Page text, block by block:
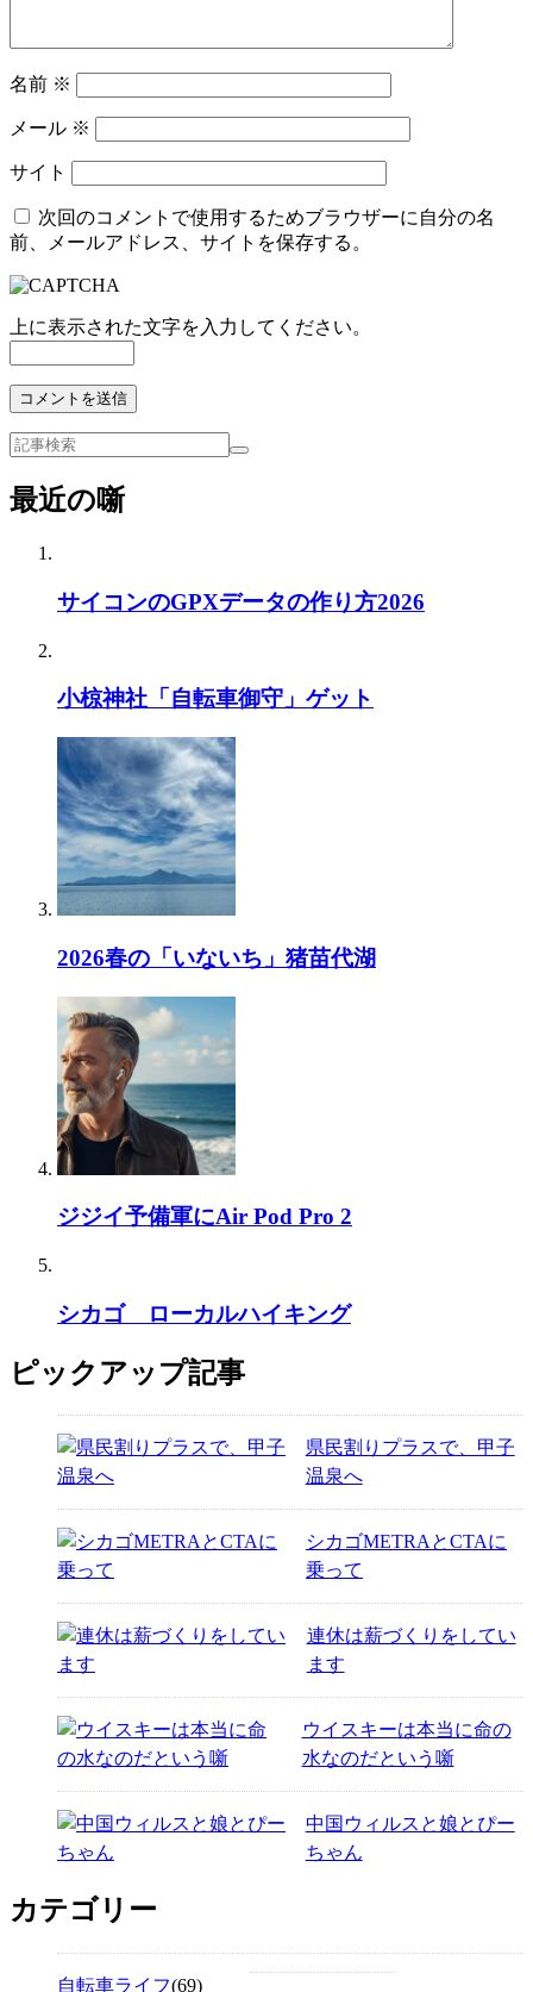
名前 ※
メール ※
サイト
次回のコメントで使用するためブラウザーに自分の名
前、メールアドレス、サイトを保存する。
上に表示された文字を入力してください。
最近の噺
サイコンのGPXデータの作り方2026
小椋神社「自転車御守」ゲット
2026春の「いないち」猪苗代湖
ジジイ予備軍にAir Pod Pro 2
シカゴ ローカルハイキング
ピックアップ記事
県民割りプラスで、甲子
温泉へ
シカゴMETRAとCTAに
乗って
連休は薪づくりをしてい
ます
ウイスキーは本当に命の
水なのだという噺
中国ウィルスと娘とぴー
ちゃん
カテゴリー
自転車ライフ(69)